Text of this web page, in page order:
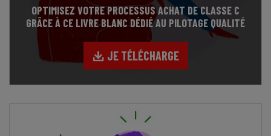
OPTIMISEZ VOTRE PROCESSUS ACHAT DE CLASSE C
GRÂCE À CE LIVRE BLANC DÉDIÉ AU PILOTAGE QUALITÉ
JE TÉLÉCHARGE